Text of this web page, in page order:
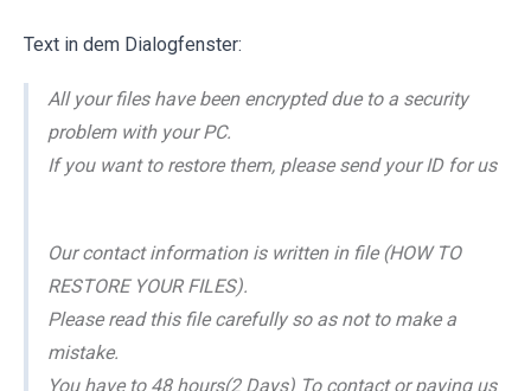
Text in dem Dialogfenster:
All your files have been encrypted due to a security
problem with your PC.
If you want to restore them, please send your ID for us
Our contact information is written in file (HOW TO
RESTORE YOUR FILES).
Please read this file carefully so as not to make a
mistake.
You have to 48 hours(2 Days) To contact or paying us